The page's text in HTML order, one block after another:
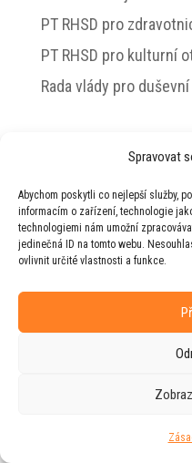
Spravovat
Abychom poskytli co nejlepší služby,
informacím o zařízení, technologie
technologiemi nám umožní
jedinečná ID na tomto webu.
ovlivnit určité vlastnosti a funkce.
PT RHSD pro
PT RHSD pro kulturní
Rada vlády pro
Web vytvořila
agenturou